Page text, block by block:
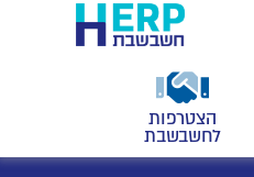
הצטרפות
לחשבשבת